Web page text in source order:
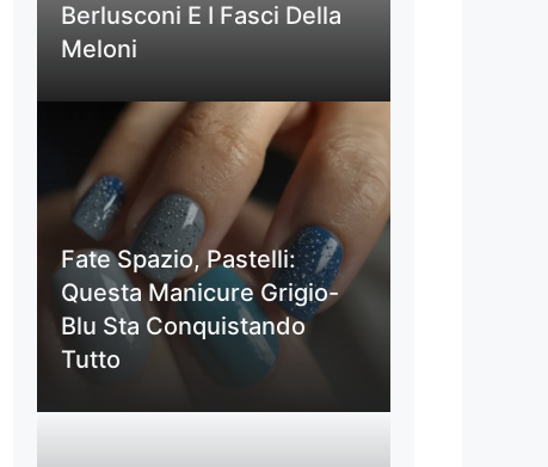
Berlusconi E I Fasci Della
Meloni
Fate Spazio, Pastelli:
Questa Manicure Grigio-
Blu Sta Conquistando
Tutto